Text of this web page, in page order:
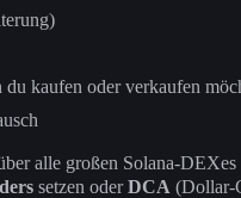
du kaufen oder verkaufen
alle großen Solana-
setzen oderDCA (Dollar-